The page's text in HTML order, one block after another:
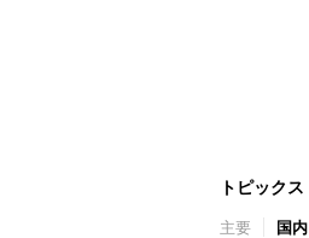
トピックス
主要 国内